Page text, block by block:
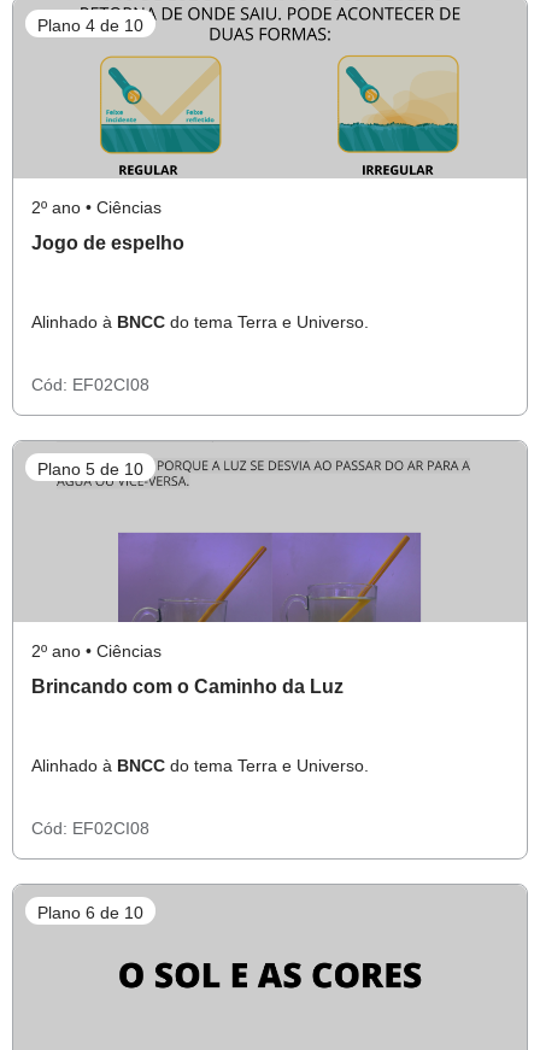
Plano 4 de 10
2º ano • Ciências
Jogo de espelho
Alinhado à BNCC do tema Terra e Universo.
Cód: EF02CI08
Plano 5 de 10
2º ano • Ciências
Brincando com o Caminho da Luz
Alinhado à BNCC do tema Terra e Universo.
Cód: EF02CI08
Plano 6 de 10